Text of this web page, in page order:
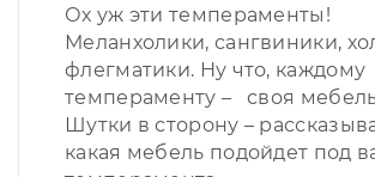
Ох уж эти темпераменты!
Меланхолики, сангвиники,
флегматики. Ну что, каждому
темпераменту – своя
Шутки в сторону –
какая мебель подойдет под